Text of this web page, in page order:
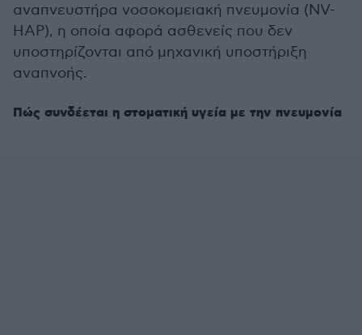
αναπνευστήρα νοσοκομειακή πνευμονία (NV-
HAP), η οποία αφορά ασθενείς που δεν
υποστηρίζονται από μηχανική υποστήριξη
αναπνοής.
Πώς συνδέεται η στοματική υγεία με την πνευμονία